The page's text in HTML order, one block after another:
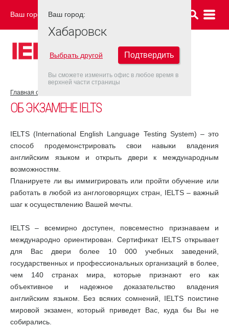
Ваш город: ХАБАРОВСК
Главная страница
ОБ ЭКЗАМЕНЕ IELTS
IELTS (International English Language Testing System) – это
способ продемонстрировать свои навыки владения
английским языком и открыть двери к международным
возможностям.
Планируете ли вы иммигрировать или пройти обучение или
работать в любой из англоговорящих стран, IELTS – важный
шаг к осуществлению Вашей мечты.
IELTS – всемирно доступен, повсеместно признаваем и
международно ориентирован. Сертификат IELTS открывает
для Вас двери более 10 000 учебных заведений,
государственных и профессиональных организаций в более,
чем 140 странах мира, которые признают его как
объективное и надежное доказательство владения
английским языком. Без всяких сомнений, IELTS поистине
мировой экзамен, который приведет Вас, куда бы Вы не
собирались.
Ваш город:
Хабаровск
Выбрать другой Подтвердить
Вы сможете изменить офис в любое время в
верхней части страницы